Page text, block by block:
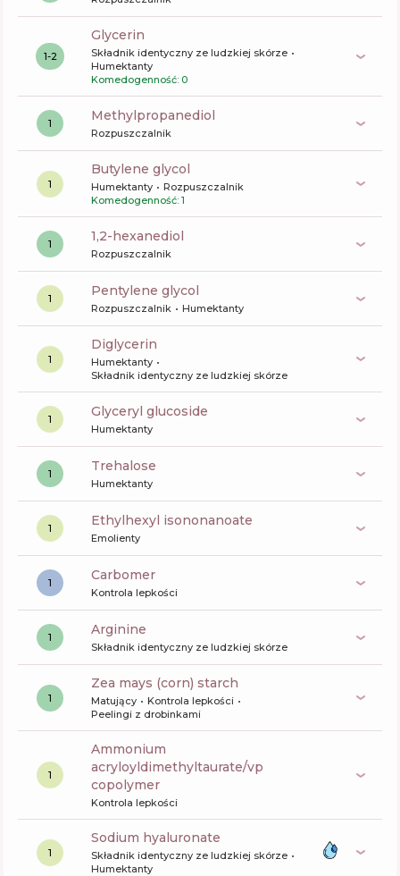
1-2
glycerin
Składnik identyczny ze ludzkiej skórze
Humektanty
Komedogenność: 0
1 methylpropanediol
Rozpuszczalnik
1
butylene glycol
Humektanty
Rozpuszczalnik
Komedogenność: 1
1 1,2-hexanediol
Rozpuszczalnik
1 pentylene glycol
Rozpuszczalnik Humektanty
1
diglycerin
Humektanty
Składnik identyczny ze ludzkiej skórze
1 glyceryl glucoside
Humektanty
1 trehalose
Humektanty
1 ethylhexyl isononanoate
Emolienty
1 carbomer
Kontrola lepkości
1 arginine
Składnik identyczny ze ludzkiej skórze
1
zea mays (corn) starch
Matujący
Kontrola lepkości
Peelingi z drobinkami
1
ammonium
acryloyldimethyltaurate/vp
copolymer
Kontrola lepkości
1
sodium hyaluronate
Składnik identyczny ze ludzkiej skórze
Humektanty